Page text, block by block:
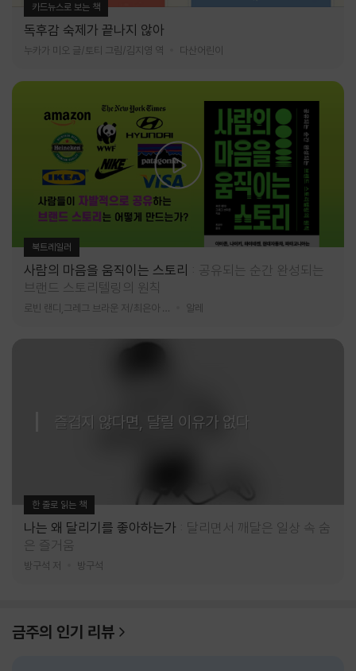
카드뉴스로 보는 책
독후감 숙제가 끝나지 않아
누카가 미오 글/토티 그림/김지영 역 다산어린이
북트레일러
사람의 마음을 움직이는 스토리
공유되는 순간 완성되는
브랜드 스토리텔링의 원칙
알레
즐겁지 않다면, 달릴 이유가 없다
한 줄로 읽는 책
나는 왜 달리기를 좋아하는가
달리면서 깨달은 일상 속 숨
은 즐거움
방구석 저 방구석
금주의 인기 리뷰